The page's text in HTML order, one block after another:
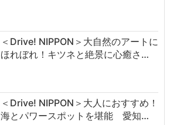
＜Drive! NIPPON＞大自然のアートに
ほれぼれ！キツネと絶景に心癒さ…
＜Drive! NIPPON＞大人におすすめ！
海とパワースポットを堪能 愛知…